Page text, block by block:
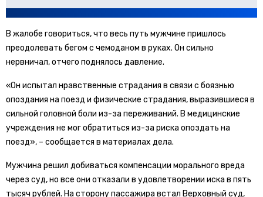
В жалобе говориться, что весь путь мужчине пришлось
преодолевать бегом с чемоданом в руках. Он сильно
нервничал, отчего поднялось давление.
«Он испытал нравственные страдания в связи с боязнью
опоздания на поезд и физические страдания, выразившиеся в
сильной головной боли из-за переживаний. В медицинские
учреждения не мог обратиться из-за риска опоздать на
поезд», – сообщается в материалах дела.
Мужчина решил добиваться компенсации морального вреда
через суд, но все они отказали в удовлетворении иска в пять
тысяч рублей. На сторону пассажира встал Верховный суд,